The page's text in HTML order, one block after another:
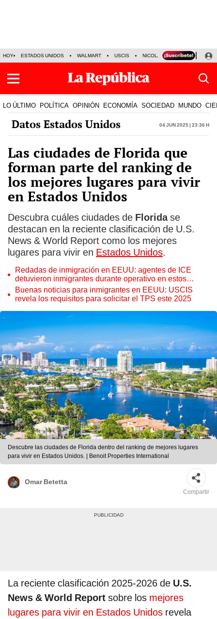
HOY ESTADOS UNIDOS WALMART USCIS NICOLÁS MADURO P-8
LO ÚLTIMO POLÍTICA OPINIÓN ECONOMÍA SOCIEDAD MUNDO
Datos Estados Unidos 04 Jun 2025 | 23:36 h
Las ciudades de Florida que
forman parte del ranking de
los mejores lugares para vivir
en Estados Unidos
Descubra cuáles ciudades de Floridase
destacan en la reciente clasificación de U.S.
News & World Report como los mejores
lugares para vivir en Estados Unidos.
Redadas de inmigración en EEUU: agentes de ICE
detuvieron inmigrantes durante operativo en estos
restaurantes de California
Buenas noticias para inmigrantes en EEUU: USCIS
revela los requisitos para solicitar el TPS este 2025
Descubre las ciudades de Florida dentro del ranking de mejores lugares
para vivir en Estados Unidos. | Benoit Properties International
Omar Betetta
Compartir
La reciente clasificación 2025-2026 de U.S.
News & World Report sobre los mejores
lugares para vivir en Estados Unidos revela